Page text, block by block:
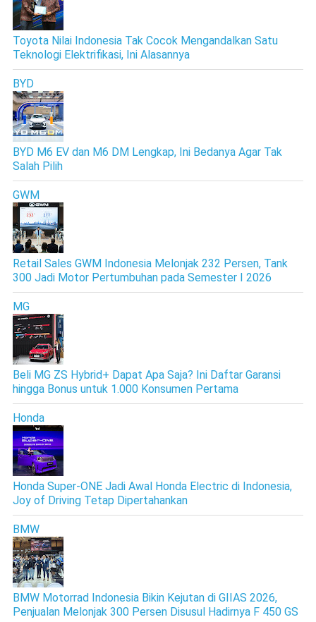
Toyota Nilai Indonesia Tak Cocok Mengandalkan Satu
Teknologi Elektrifikasi, Ini Alasannya
BYD
BYD M6 EV dan M6 DM Lengkap, Ini Bedanya Agar Tak
Salah Pilih
GWM
Retail Sales GWM Indonesia Melonjak 232 Persen, Tank
300 Jadi Motor Pertumbuhan pada Semester I 2026
MG
Beli MG ZS Hybrid+ Dapat Apa Saja? Ini Daftar Garansi
hingga Bonus untuk 1.000 Konsumen Pertama
Honda
Honda Super-ONE Jadi Awal Honda Electric di Indonesia,
Joy of Driving Tetap Dipertahankan
BMW
BMW Motorrad Indonesia Bikin Kejutan di GIIAS 2026,
Penjualan Melonjak 300 Persen Disusul Hadirnya F 450 GS